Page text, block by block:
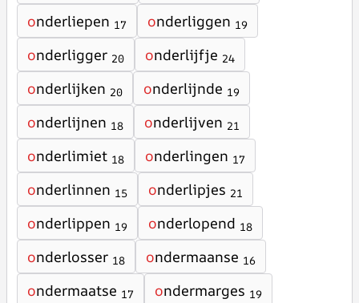
onderliepen 17 onderliggen 19
onderligger 20 onderlijfje 24
onderlijken 20 onderlijnde 19
onderlijnen 18 onderlijven 21
onderlimiet 18 onderlingen 17
onderlinnen 15 onderlipjes 21
onderlippen 19 onderlopend 18
onderlosser 18 ondermaanse 16
ondermaatse 17 ondermarges 19